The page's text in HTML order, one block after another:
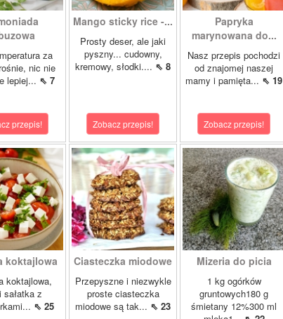
za
nic nie
lepiej... ⇖ 7
przepis!
Mango sticky rice -...
Prosty deser, ale jaki
pyszny... cudowny,
kremowy, słodki.... ⇖ 8
Zobacz przepis!
Papryka
marynowana do...
Nasz przepis pochodzi
od znajomej naszej
mamy i pamięta... ⇖ 19
Zobacz przepis!
koktajlowa
koktajlowa,
sałatka z
⇖ 25
Ciasteczka miodowe
Przepyszne i niezwykle
proste ciasteczka
miodowe są tak... ⇖ 23
Mizeria do picia
1 kg ogórków
gruntowych180 g
śmietany 12%300 ml